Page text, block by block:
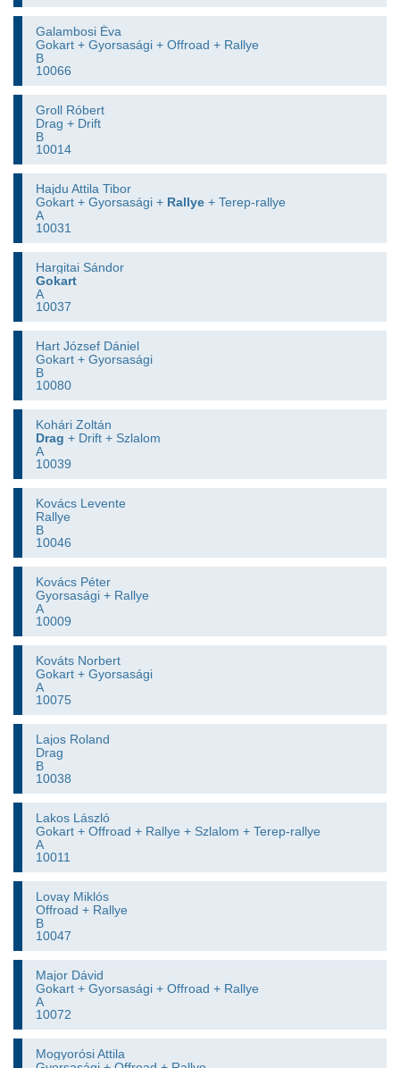
Galambosi Éva
Gokart + Gyorsasági + Offroad + Rallye
B
10066
Groll Róbert
Drag + Drift
B
10014
Hajdu Attila Tibor
Gokart + Gyorsasági + Rallye + Terep-rallye
A
10031
Hargitai Sándor
Gokart
A
10037
Hart József Dániel
Gokart + Gyorsasági
B
10080
Kohári Zoltán
Drag + Drift + Szlalom
A
10039
Kovács Levente
Rallye
B
10046
Kovács Péter
Gyorsasági + Rallye
A
10009
Kováts Norbert
Gokart + Gyorsasági
A
10075
Lajos Roland
Drag
B
10038
Lakos László
Gokart + Offroad + Rallye + Szlalom + Terep-rallye
A
10011
Lovay Miklós
Offroad + Rallye
B
10047
Major Dávid
Gokart + Gyorsasági + Offroad + Rallye
A
10072
Mogyorósi Attila